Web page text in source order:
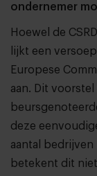
ondernemer
Hoewel de
lijkt een
Europese
aan. Dit
deze
aantal
betekent dit